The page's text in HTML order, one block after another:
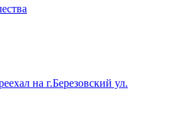
на г.Березовский ул.